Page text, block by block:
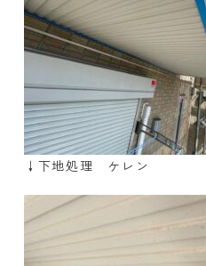
↓下地処理 ケレン